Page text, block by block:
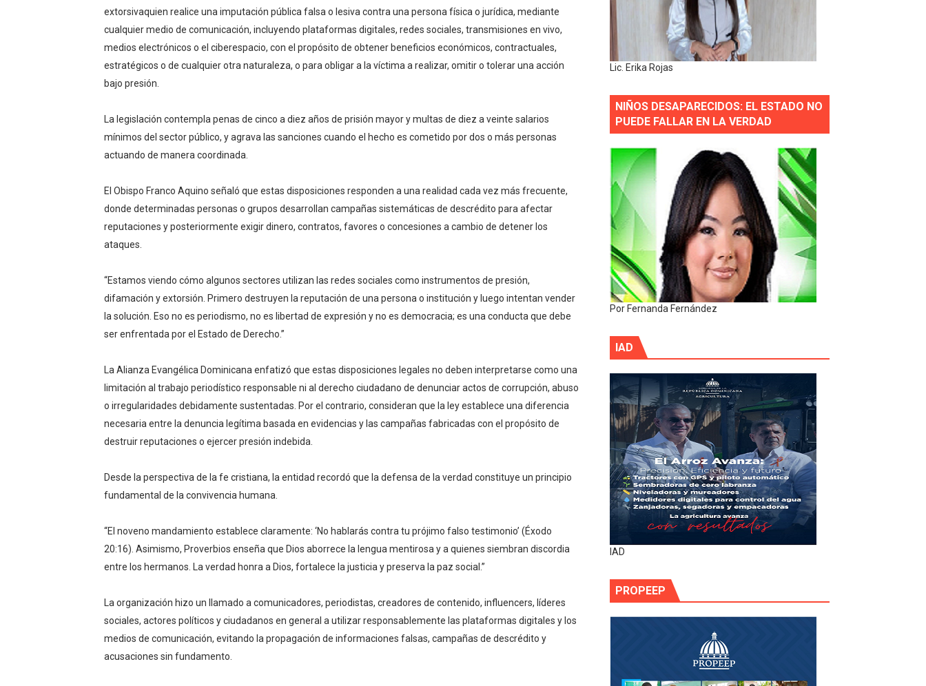
extorsivaquien realice una imputación pública falsa o lesiva contra una persona física o jurídica, mediante
cualquier medio de comunicación, incluyendo plataformas digitales, redes sociales, transmisiones en vivo,
medios electrónicos o el ciberespacio, con el propósito de obtener beneficios económicos, contractuales,
estratégicos o de cualquier otra naturaleza, o para obligar a la víctima a realizar, omitir o tolerar una acción
bajo presión.
La legislación contempla penas de cinco a diez años de prisión mayor y multas de diez a veinte salarios
mínimos del sector público, y agrava las sanciones cuando el hecho es cometido por dos o más personas
actuando de manera coordinada.
El Obispo Franco Aquino señaló que estas disposiciones responden a una realidad cada vez más frecuente,
donde determinadas personas o grupos desarrollan campañas sistemáticas de descrédito para afectar
reputaciones y posteriormente exigir dinero, contratos, favores o concesiones a cambio de detener los
ataques.
“Estamos viendo cómo algunos sectores utilizan las redes sociales como instrumentos de presión,
difamación y extorsión. Primero destruyen la reputación de una persona o institución y luego intentan vender
la solución. Eso no es periodismo, no es libertad de expresión y no es democracia; es una conducta que debe
ser enfrentada por el Estado de Derecho.”
La Alianza Evangélica Dominicana enfatizó que estas disposiciones legales no deben interpretarse como una
limitación al trabajo periodístico responsable ni al derecho ciudadano de denunciar actos de corrupción, abuso
o irregularidades debidamente sustentadas. Por el contrario, consideran que la ley establece una diferencia
necesaria entre la denuncia legítima basada en evidencias y las campañas fabricadas con el propósito de
destruir reputaciones o ejercer presión indebida.
Desde la perspectiva de la fe cristiana, la entidad recordó que la defensa de la verdad constituye un principio
fundamental de la convivencia humana.
“El noveno mandamiento establece claramente: ‘No hablarás contra tu prójimo falso testimonio’ (Éxodo
20:16). Asimismo, Proverbios enseña que Dios aborrece la lengua mentirosa y a quienes siembran discordia
entre los hermanos. La verdad honra a Dios, fortalece la justicia y preserva la paz social.”
La organización hizo un llamado a comunicadores, periodistas, creadores de contenido, influencers, líderes
sociales, actores políticos y ciudadanos en general a utilizar responsablemente las plataformas digitales y los
medios de comunicación, evitando la propagación de informaciones falsas, campañas de descrédito y
acusaciones sin fundamento.
Lic. Erika Rojas
NIÑOS DESAPARECIDOS: EL ESTADO NO
PUEDE FALLAR EN LA VERDAD
Por Fernanda Fernández
IAD
IAD
PROPEEP